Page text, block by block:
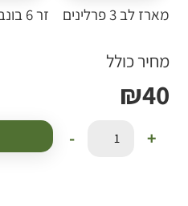
מארז לב 3 פרלינים זר 6 בונבוניירות
מחיר כולל
₪40
+
-